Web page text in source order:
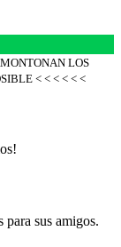
LOS
< < < < < <
sus amigos.